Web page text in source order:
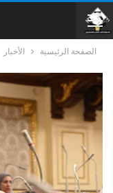
الصفحة الرئيسية الأخبار